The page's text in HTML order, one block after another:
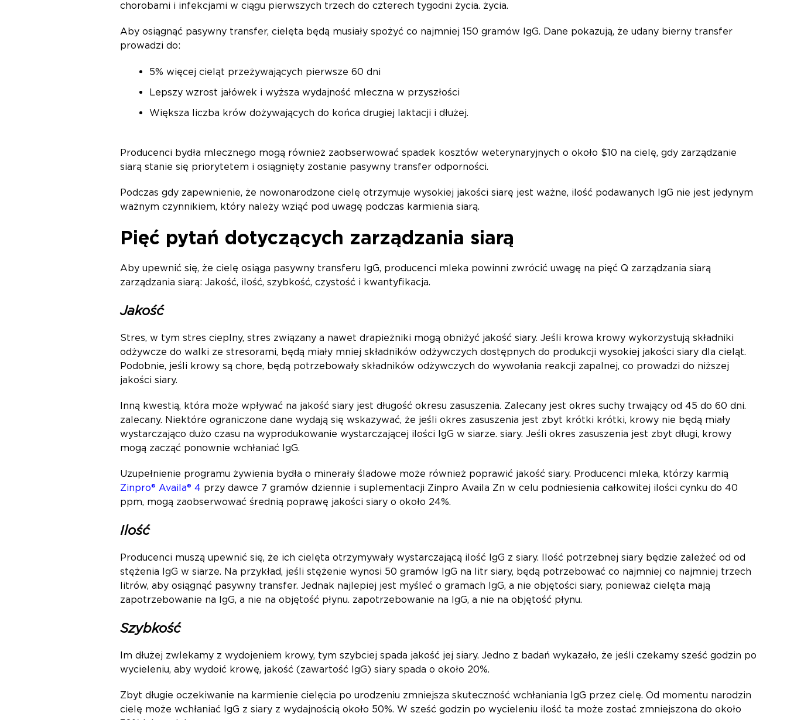
chorobami i infekcjami w ciągu pierwszych trzech do czterech tygodni życia. życia.
Aby osiągnąć pasywny transfer, cielęta będą musiały spożyć co najmniej 150 gramów IgG. Dane pokazują, że udany bierny transfer
prowadzi do:
5% więcej cieląt przeżywających pierwsze 60 dni
Lepszy wzrost jałówek i wyższa wydajność mleczna w przyszłości
Większa liczba krów dożywających do końca drugiej laktacji i dłużej.
Producenci bydła mlecznego mogą również zaobserwować spadek kosztów weterynaryjnych o około $10 na cielę, gdy zarządzanie
siarą stanie się priorytetem i osiągnięty zostanie pasywny transfer odporności.
Podczas gdy zapewnienie, że nowonarodzone cielę otrzymuje wysokiej jakości siarę jest ważne, ilość podawanych IgG nie jest jedynym
ważnym czynnikiem, który należy wziąć pod uwagę podczas karmienia siarą.
Pięć pytań dotyczących zarządzania siarą
Aby upewnić się, że cielę osiąga pasywny transferu IgG, producenci mleka powinni zwrócić uwagę na pięć Q zarządzania siarą
zarządzania siarą: Jakość, ilość, szybkość, czystość i kwantyfikacja.
Jakość
Stres, w tym stres cieplny, stres związany a nawet drapieżniki mogą obniżyć jakość siary. Jeśli krowa krowy wykorzystują składniki
odżywcze do walki ze stresorami, będą miały mniej składników odżywczych dostępnych do produkcji wysokiej jakości siary dla cieląt.
Podobnie, jeśli krowy są chore, będą potrzebowały składników odżywczych do wywołania reakcji zapalnej, co prowadzi do niższej
jakości siary.
Inną kwestią, która może wpływać na jakość siary jest długość okresu zasuszenia. Zalecany jest okres suchy trwający od 45 do 60 dni.
zalecany. Niektóre ograniczone dane wydają się wskazywać, że jeśli okres zasuszenia jest zbyt krótki krótki, krowy nie będą miały
wystarczająco dużo czasu na wyprodukowanie wystarczającej ilości IgG w siarze. siary. Jeśli okres zasuszenia jest zbyt długi, krowy
mogą zacząć ponownie wchłaniać IgG.
Uzupełnienie programu żywienia bydła o minerały śladowe może również poprawić jakość siary. Producenci mleka, którzy karmią
Zinpro® Availa® 4 przy dawce 7 gramów dziennie i suplementacji Zinpro Availa Zn w celu podniesienia całkowitej ilości cynku do 40
ppm, mogą zaobserwować średnią poprawę jakości siary o około 24%.
Ilość
Producenci muszą upewnić się, że ich cielęta otrzymywały wystarczającą ilość IgG z siary. Ilość potrzebnej siary będzie zależeć od od
stężenia IgG w siarze. Na przykład, jeśli stężenie wynosi 50 gramów IgG na litr siary, będą potrzebować co najmniej co najmniej trzech
litrów, aby osiągnąć pasywny transfer. Jednak najlepiej jest myśleć o gramach IgG, a nie objętości siary, ponieważ cielęta mają
zapotrzebowanie na IgG, a nie na objętość płynu. zapotrzebowanie na IgG, a nie na objętość płynu.
Szybkość
Im dłużej zwlekamy z wydojeniem krowy, tym szybciej spada jakość jej siary. Jedno z badań wykazało, że jeśli czekamy sześć godzin po
wycieleniu, aby wydoić krowę, jakość (zawartość IgG) siary spada o około 20%.
Zbyt długie oczekiwanie na karmienie cielęcia po urodzeniu zmniejsza skuteczność wchłaniania IgG przez cielę. Od momentu narodzin
cielę może wchłaniać IgG z siary z wydajnością około 50%. W sześć godzin po wycieleniu ilość ta może zostać zmniejszona do około